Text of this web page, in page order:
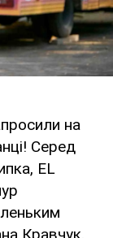
на
Серед
EL